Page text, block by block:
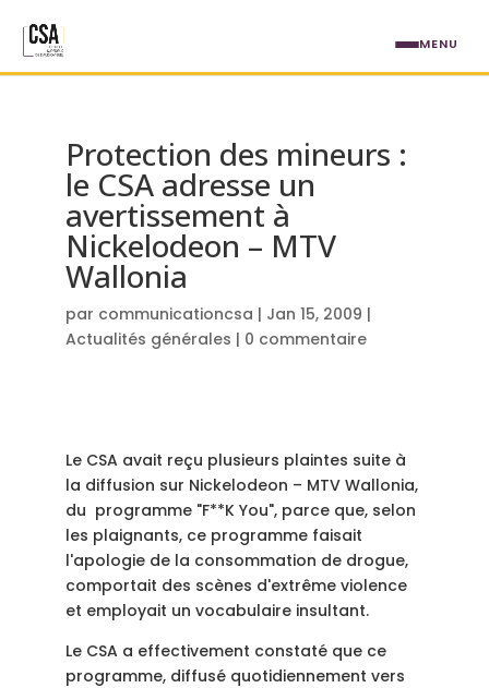
Protection des mineurs :
le CSA adresse un
avertissement à
Nickelodeon – MTV
Wallonia
par communicationcsa | Jan 15, 2009 |
Actualités générales | 0 commentaire
Le CSA avait reçu plusieurs plaintes suite à
la diffusion sur Nickelodeon – MTV Wallonia,
du programme "F**K You", parce que, selon
les plaignants, ce programme faisait
l'apologie de la consommation de drogue,
comportait des scènes d'extrême violence
et employait un vocabulaire insultant.
Le CSA a effectivement constaté que ce
programme, diffusé quotidiennement vers
MENU